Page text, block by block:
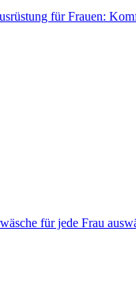
für Frauen:
für jede Frau